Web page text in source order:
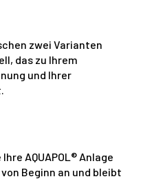
zwei Varianten
das zu Ihrem
und Ihrer
AQUAPOL® Anlage
Beginn an und bleibt